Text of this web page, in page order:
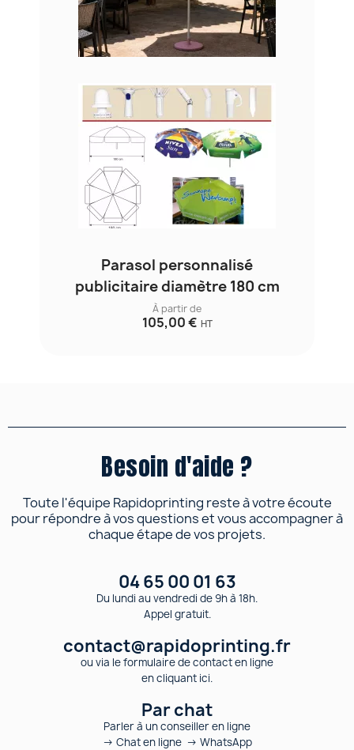
Parasol personnalisé
publicitaire diamètre 180 cm
À partir de
105,00 € HT
Besoin d'aide ?
Toute l'équipe Rapidoprinting reste à votre écoute
pour répondre à vos questions et vous accompagner à
chaque étape de vos projets.
04 65 00 01 63
Du lundi au vendredi de 9h à 18h.
Appel gratuit.
contact@rapidoprinting.fr
ou via le formulaire de contact en ligne
en cliquant ici.
Par chat
Parler à un conseiller en ligne
→ Chat en ligne → WhatsApp